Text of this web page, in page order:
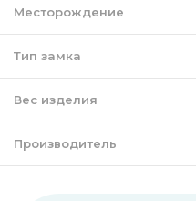
Месторождение
Тип замка
Вес изделия
Производитель